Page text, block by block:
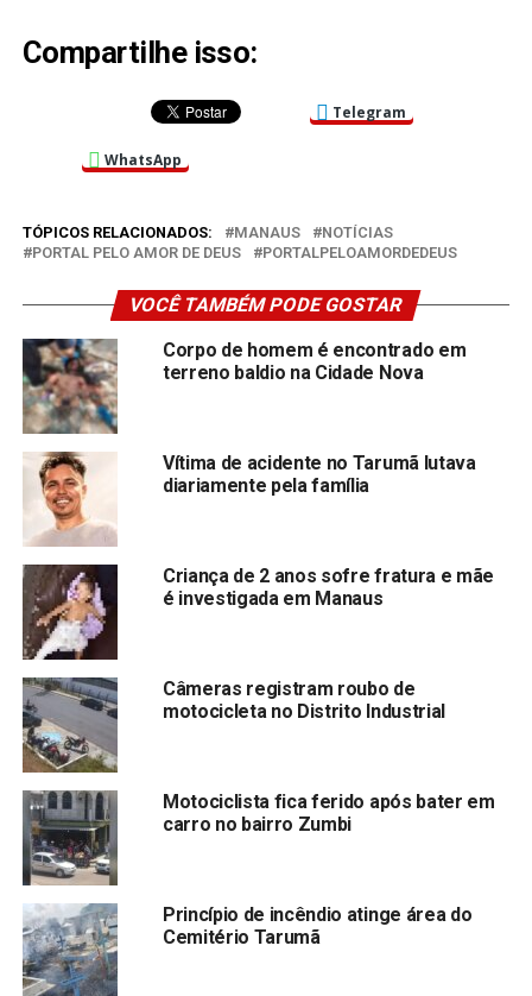
Compartilhe isso:
Telegram
WhatsApp
TÓPICOS RELACIONADOS: MANAUS
NOTÍCIAS
PORTAL PELO AMOR DE DEUS
PORTALPELOAMORDEDEUS
VOCÊ TAMBÉM PODE GOSTAR
Corpo de homem é encontrado em
terreno baldio na Cidade Nova
Vítima de acidente no Tarumã lutava
diariamente pela família
Criança de 2 anos sofre fratura e mãe
é investigada em Manaus
Câmeras registram roubo de
motocicleta no Distrito Industrial
Motociclista fica ferido após bater em
carro no bairro Zumbi
Princípio de incêndio atinge área do
Cemitério Tarumã